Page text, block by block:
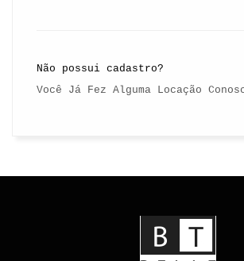
Não possui cadastro?
Você Já Fez Alguma Locação